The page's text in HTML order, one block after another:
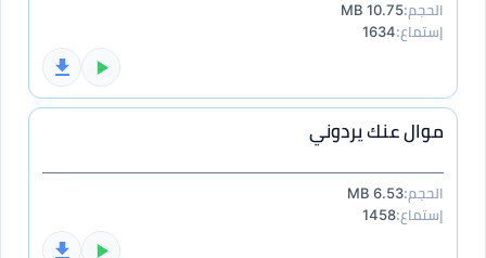
الحجم:10.75 MB
إستماع:1634
موال عنك يردوني
الحجم:6.53 MB
إستماع:1458